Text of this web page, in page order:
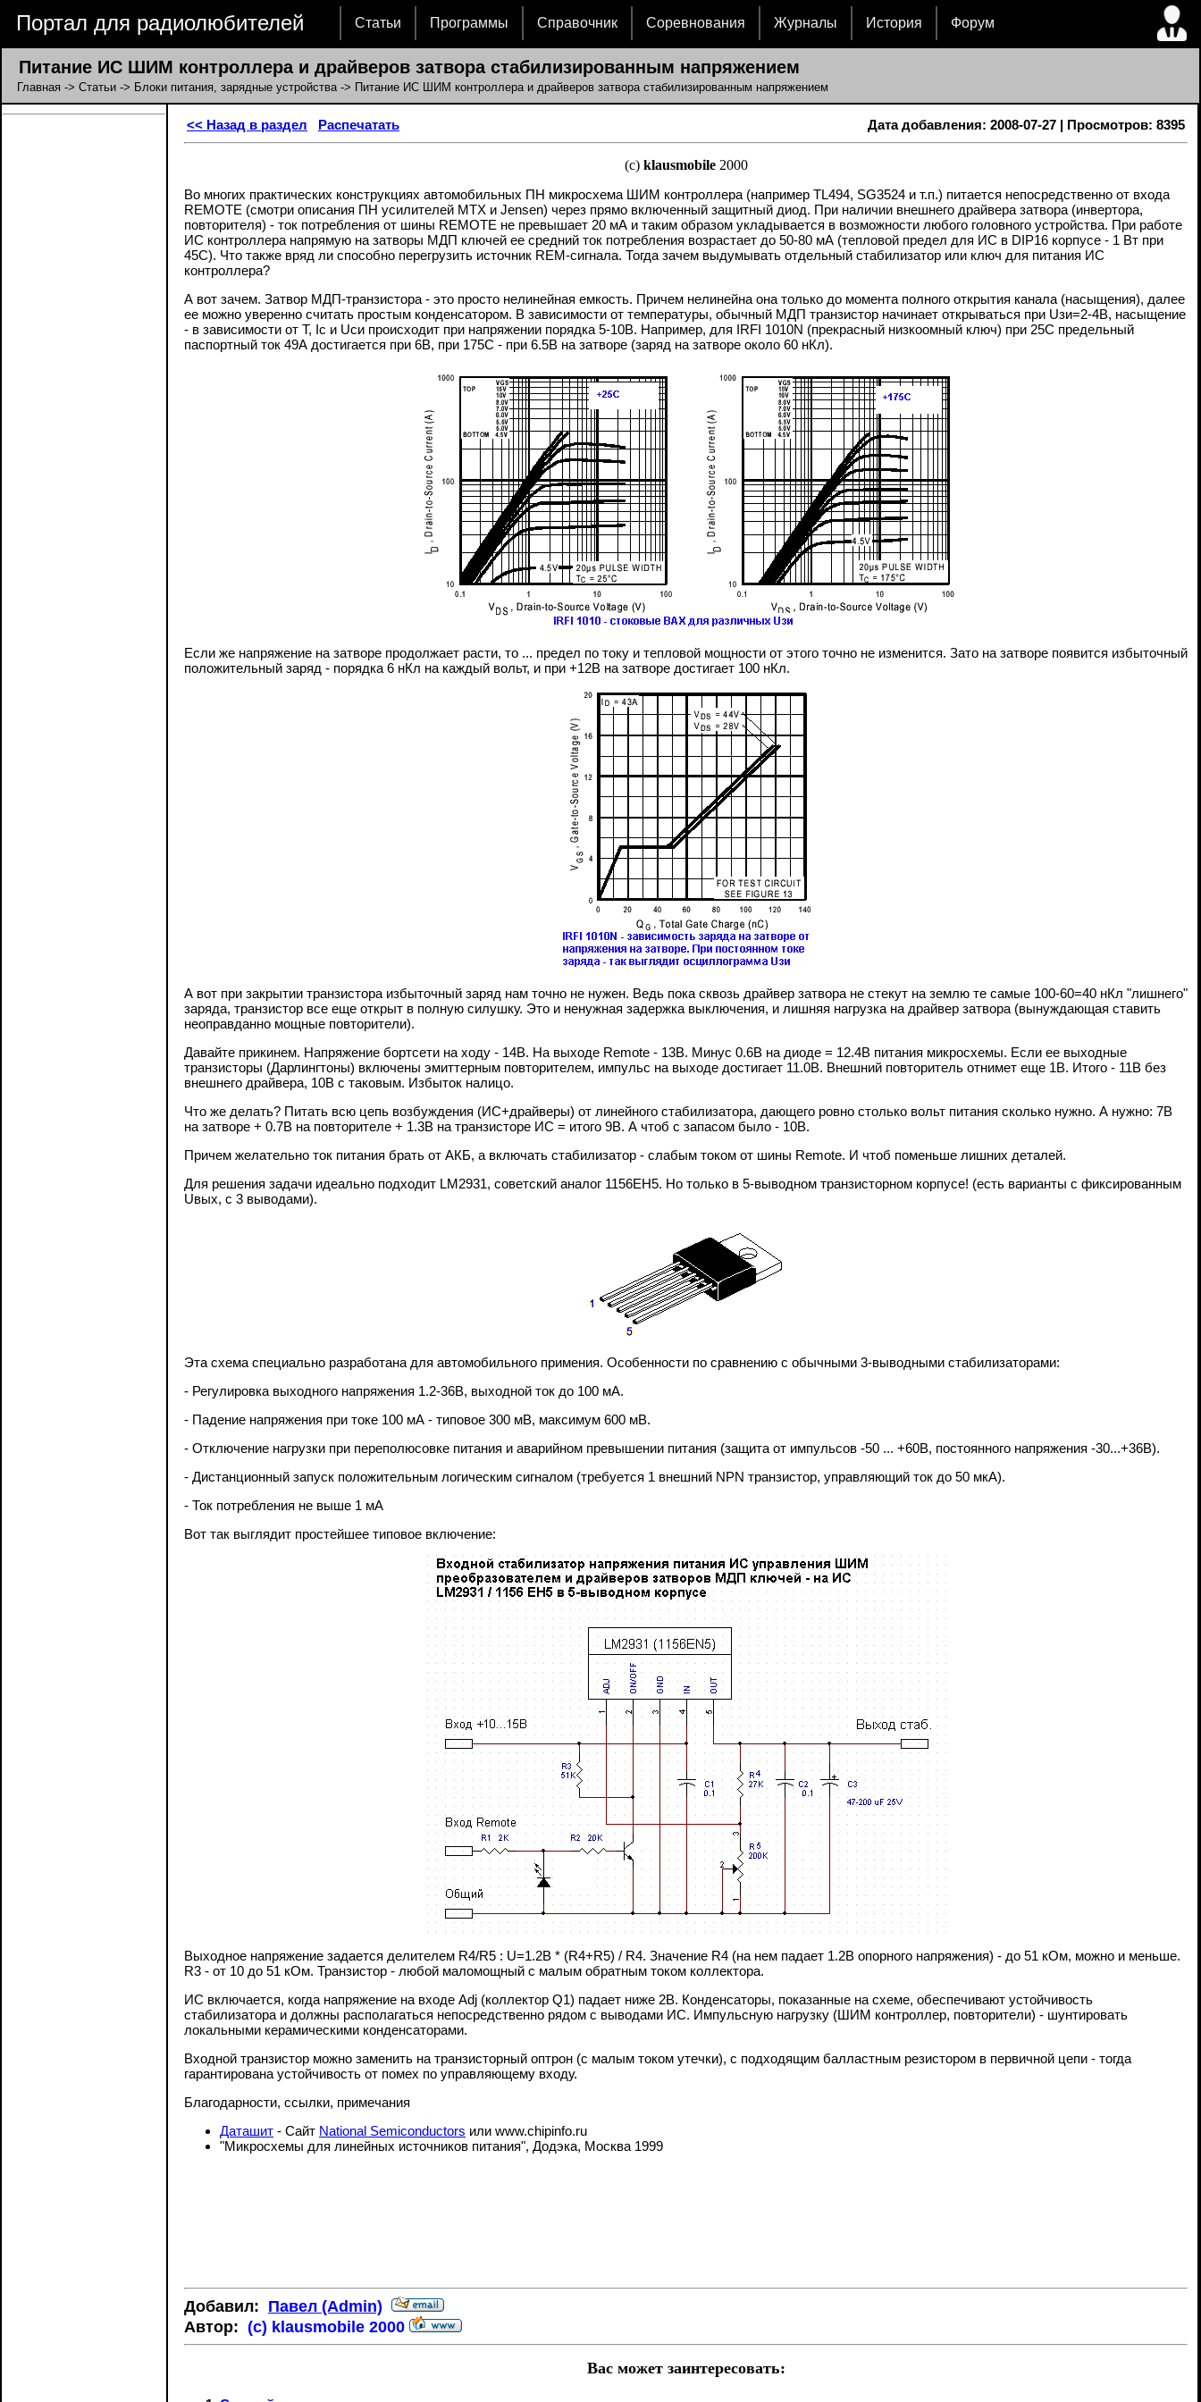
Портал для радиолюбителей Статьи Программы Справочник Соревнования Журналы История Форум
Питание ИС ШИМ контроллера и драйверов затвора стабилизированным напряжением
Главная -> Статьи -> Блоки питания, зарядные устройства-> Питание ИС ШИМ контроллера и драйверов затвора стабилизированным напряжением
<< Назад в раздел Распечатать Дата добавления: 2008-07-27 | Просмотров: 8395
(c) klausmobile2000
Во многих практических конструкциях автомобильных ПН микросхема ШИМ контроллера (например TL494, SG3524 и т.п.) питается непосредственно от входа
REMOTE (смотри описания ПН усилителей MTX и Jensen) через прямо включенный защитный диод. При наличии внешнего драйвера затвора (инвертора,
повторителя) - ток потребления от шины REMOTE не превышает 20 мА и таким образом укладывается в возможности любого головного устройства. При работе
ИС контроллера напрямую на затворы МДП ключей ее средний ток потребления возрастает до 50-80 мА (тепловой предел для ИС в DIP16 корпусе - 1 Вт при
45С). Что также вряд ли способно перегрузить источник REM-сигнала. Тогда зачем выдумывать отдельный стабилизатор или ключ для питания ИС
контроллера?
А вот зачем. Затвор МДП-транзистора - это просто нелинейная емкость. Причем нелинейна она только до момента полного открытия канала (насыщения), далее
ее можно уверенно считать простым конденсатором. В зависимости от температуры, обычный МДП транзистор начинает открываться при Uзи=2-4В, насыщение
- в зависимости от Т, Iс и Uси происходит при напряжении порядка 5-10В. Например, для IRFI 1010N (прекрасный низкоомный ключ) при 25С предельный
паспортный ток 49А достигается при 6В, при 175С - при 6.5В на затворе (заряд на затворе около 60 нКл).
Если же напряжение на затворе продолжает расти, то ... предел по току и тепловой мощности от этого точно не изменится. Зато на затворе появится избыточный
положительный заряд - порядка 6 нКл на каждый вольт, и при +12В на затворе достигает 100 нКл.
А вот при закрытии транзистора избыточный заряд нам точно не нужен. Ведь пока сквозь драйвер затвора не стекут на землю те самые 100-60=40 нКл "лишнего"
заряда, транзистор все еще открыт в полную силушку. Это и ненужная задержка выключения, и лишняя нагрузка на драйвер затвора (вынуждающая ставить
неоправданно мощные повторители).
Давайте прикинем. Напряжение бортсети на ходу - 14В. На выходе Remote - 13В. Минус 0.6В на диоде = 12.4В питания микросхемы. Если ее выходные
транзисторы (Дарлингтоны) включены эмиттерным повторителем, импульс на выходе достигает 11.0В. Внешний повторитель отнимет еще 1В. Итого - 11В без
внешнего драйвера, 10В с таковым. Избыток налицо.
Что же делать? Питать всю цепь возбуждения (ИС+драйверы) от линейного стабилизатора, дающего ровно столько вольт питания сколько нужно. А нужно: 7В
на затворе + 0.7В на повторителе + 1.3В на транзисторе ИС = итого 9В. А чтоб с запасом было - 10В.
Причем желательно ток питания брать от АКБ, а включать стабилизатор - слабым током от шины Remote. И чтоб поменьше лишних деталей.
Для решения задачи идеально подходит LM2931, советский аналог 1156ЕН5. Но только в 5-выводном транзисторном корпусе! (есть варианты с фиксированным
Uвых, с 3 выводами).
Эта схема специально разработана для автомобильного примения. Особенности по сравнению с обычными 3-выводными стабилизаторами:
- Регулировка выходного напряжения 1.2-36В, выходной ток до 100 мА.
- Падение напряжения при токе 100 мА - типовое 300 мВ, максимум 600 мВ.
- Отключение нагрузки при переполюсовке питания и аварийном превышении питания (защита от импульсов -50 ... +60В, постоянного напряжения -30...+36В).
- Дистанционный запуск положительным логическим сигналом (требуется 1 внешний NPN транзистор, управляющий ток до 50 мкА).
- Ток потребления не выше 1 мА
Вот так выглядит простейшее типовое включение:
Выходное напряжение задается делителем R4/R5 : U=1.2В * (R4+R5) / R4. Значение R4 (на нем падает 1.2В опорного напряжения) - до 51 кОм, можно и меньше.
R3 - от 10 до 51 кОм. Транзистор - любой маломощный с малым обратным током коллектора.
ИС включается, когда напряжение на входе Adj (коллектор Q1) падает ниже 2В. Конденсаторы, показанные на схеме, обеспечивают устойчивость
стабилизатора и должны располагаться непосредственно рядом с выводами ИС. Импульсную нагрузку (ШИМ контроллер, повторители) - шунтировать
локальными керамическими конденсаторами.
Входной транзистор можно заменить на транзисторный оптрон (с малым током утечки), с подходящим балластным резистором в первичной цепи - тогда
гарантирована устойчивость от помех по управляющему входу.
Благодарности, ссылки, примечания
Даташит - Cайт National Semiconductors или www.chipinfo.ru
"Микросхемы для линейных источников питания", Додэка, Москва 1999
Добавил: Павел (Admin)
Автор: (c) klausmobile 2000
Вас может заинтересовать: